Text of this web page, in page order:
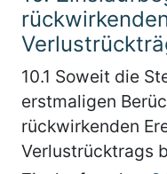
10.1 Soweit die
erstmaligen
rückwirkenden
Verlustrücktrags